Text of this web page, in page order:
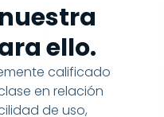
ello.
calificado
en relación
de uso,